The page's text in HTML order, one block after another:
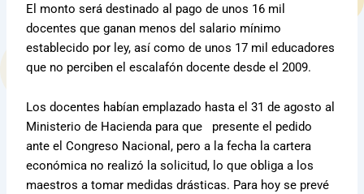
El monto será destinado al pago de unos 16 mil
docentes que ganan menos del salario mínimo
establecido por ley, así como de unos 17 mil educadores
que no perciben el escalafón docente desde el 2009.
Los docentes habían emplazado hasta el 31 de agosto al
Ministerio de Hacienda para que presente el pedido
ante el Congreso Nacional, pero a la fecha la cartera
económica no realizó la solicitud, lo que obliga a los
maestros a tomar medidas drásticas. Para hoy se prevé